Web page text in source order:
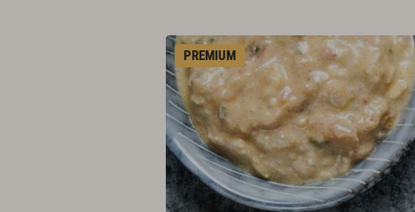
PREMIUM